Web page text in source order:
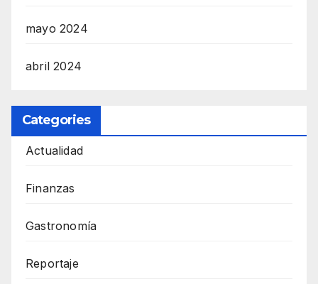
mayo 2024
abril 2024
Categories
Actualidad
Finanzas
Gastronomía
Reportaje